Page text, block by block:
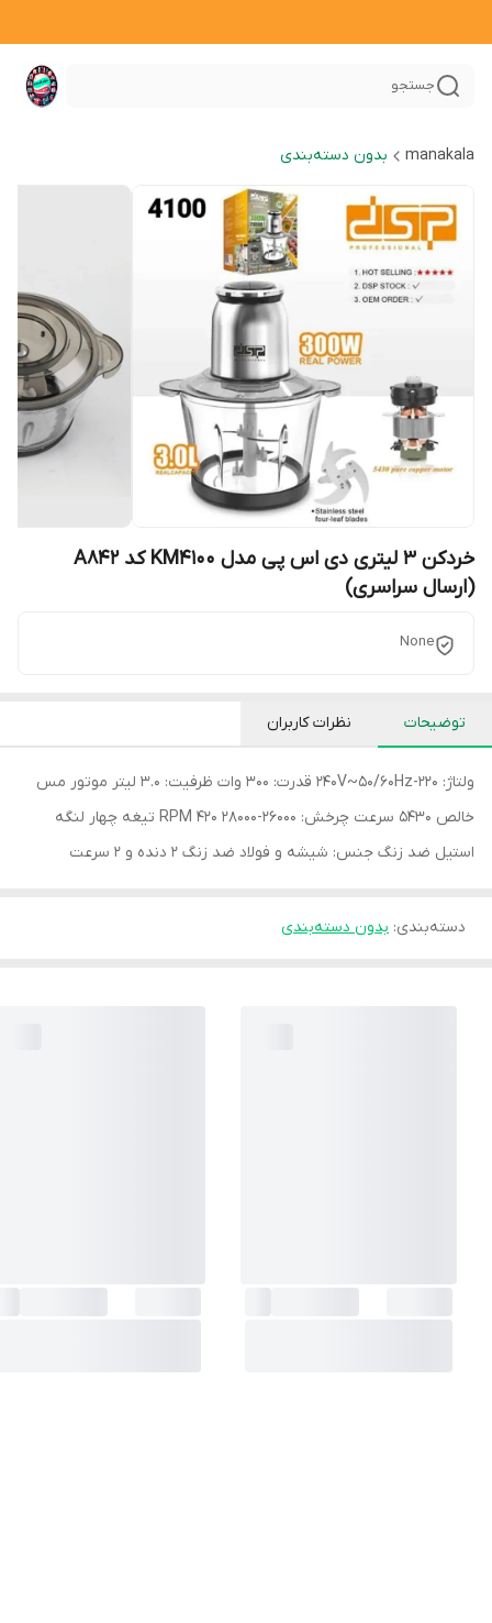
جستجو
manakala بدون دسته‌بندی
خردکن 3 لیتری دی اس پی مدل KM4100 کد A842
(ارسال سراسری)
None
توضیحات نظرات کاربران
ولتاژ: 220-240V~50/60Hz قدرت: 300 وات ظرفیت: 3.0 لیتر موتور مس
خالص 5430 سرعت چرخش: 26000-28000 RPM 420 تیغه چهار لنگه
استیل ضد زنگ جنس: شیشه و فولاد ضد زنگ 2 دنده و 2 سرعت
دسته‌بندی: بدون دسته‌بندی